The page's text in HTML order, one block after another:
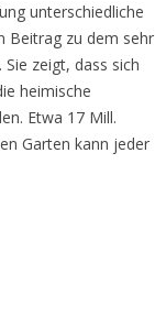
unterschiedliche
Beitrag zu dem sehr
zeigt, dass sich
heimische
Etwa 17 Mill.
Garten kann jeder